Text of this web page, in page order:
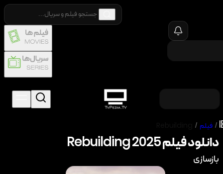
/ فیلم /
دانلود فیلم2025
Rebuilding
بازسازی